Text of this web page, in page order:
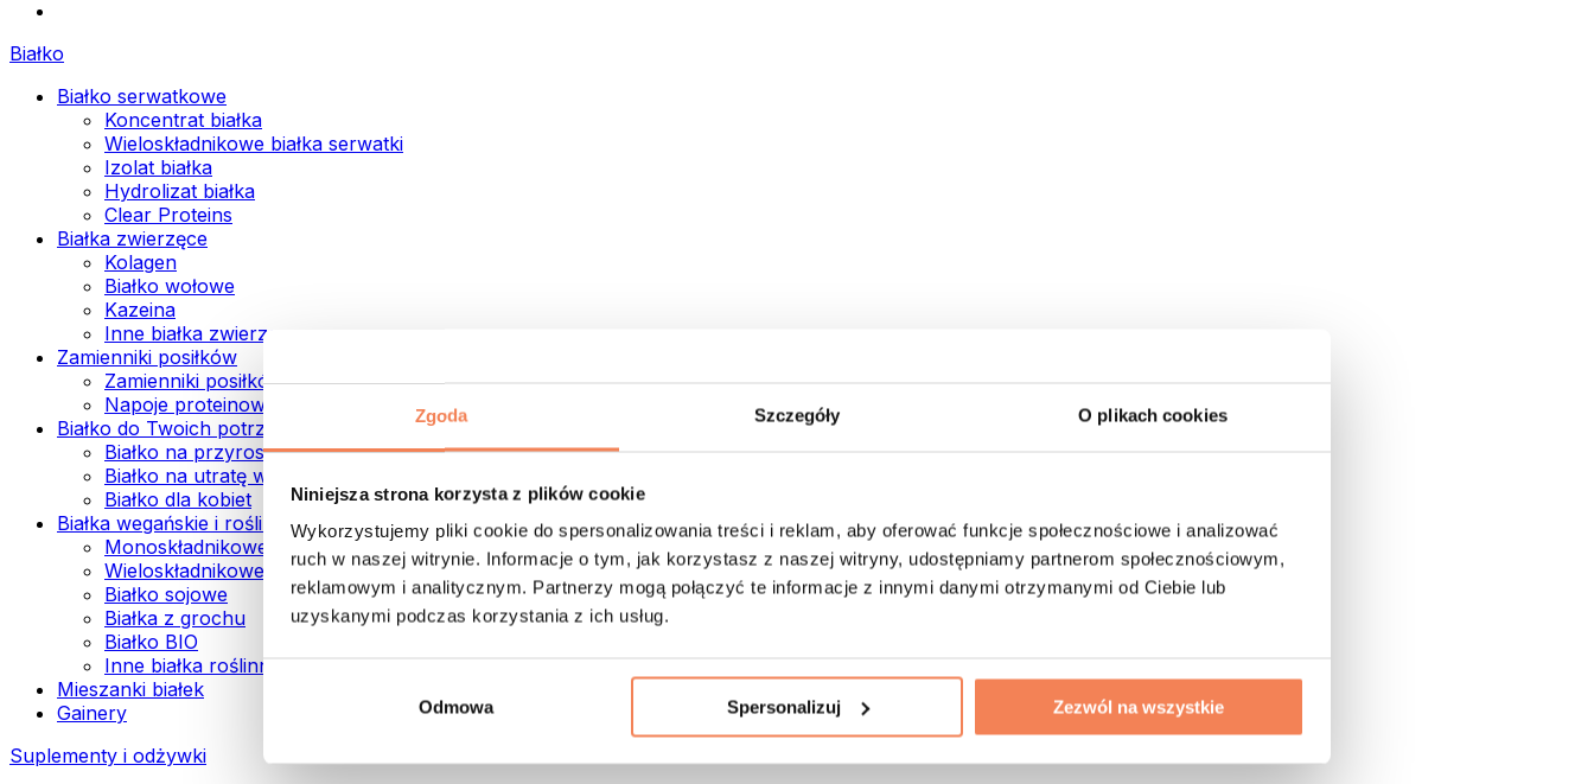
Zgoda Szczegóły O plikach cookies
Niniejsza strona korzysta z plików cookie
Wykorzystujemy pliki cookie do spersonalizowania treści i reklam, aby oferować funkcje społecznościowe i analizować
ruch w naszej witrynie. Informacje o tym, jak korzystasz z naszej witryny, udostępniamy partnerom społecznościowym,
reklamowym i analitycznym. Partnerzy mogą połączyć te informacje z innymi danymi otrzymanymi od Ciebie lub
uzyskanymi podczas korzystania z ich usług.
Odmowa Spersonalizuj Zezwól na wszystkie
Białko
Białko serwatkowe
Koncentrat białka
Wieloskładnikowe białka serwatki
Izolat białka
Hydrolizat białka
Clear Proteins
Białka zwierzęce
Kolagen
Białko wołowe
Kazeina
Inne białka zwierzęce
Zamienniki posiłków
Zamienniki posiłków w proszku
Napoje proteinowe ready to drink
Białko do Twoich potrzeb
Białko na przyrost mięśni
Białko na utratę wagi
Białko dla kobiet
Białka wegańskie i roślinne
Monoskładnikowe białka wegańskie
Wieloskładnikowe białka wegańskie
Białko sojowe
Białka z grochu
Białko BIO
Inne białka roślinne
Mieszanki białek
Gainery
Suplementy i odżywki